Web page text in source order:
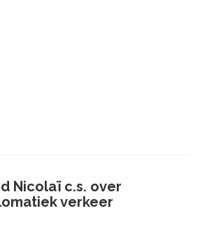
Nicolaï c.s. over
verkeer